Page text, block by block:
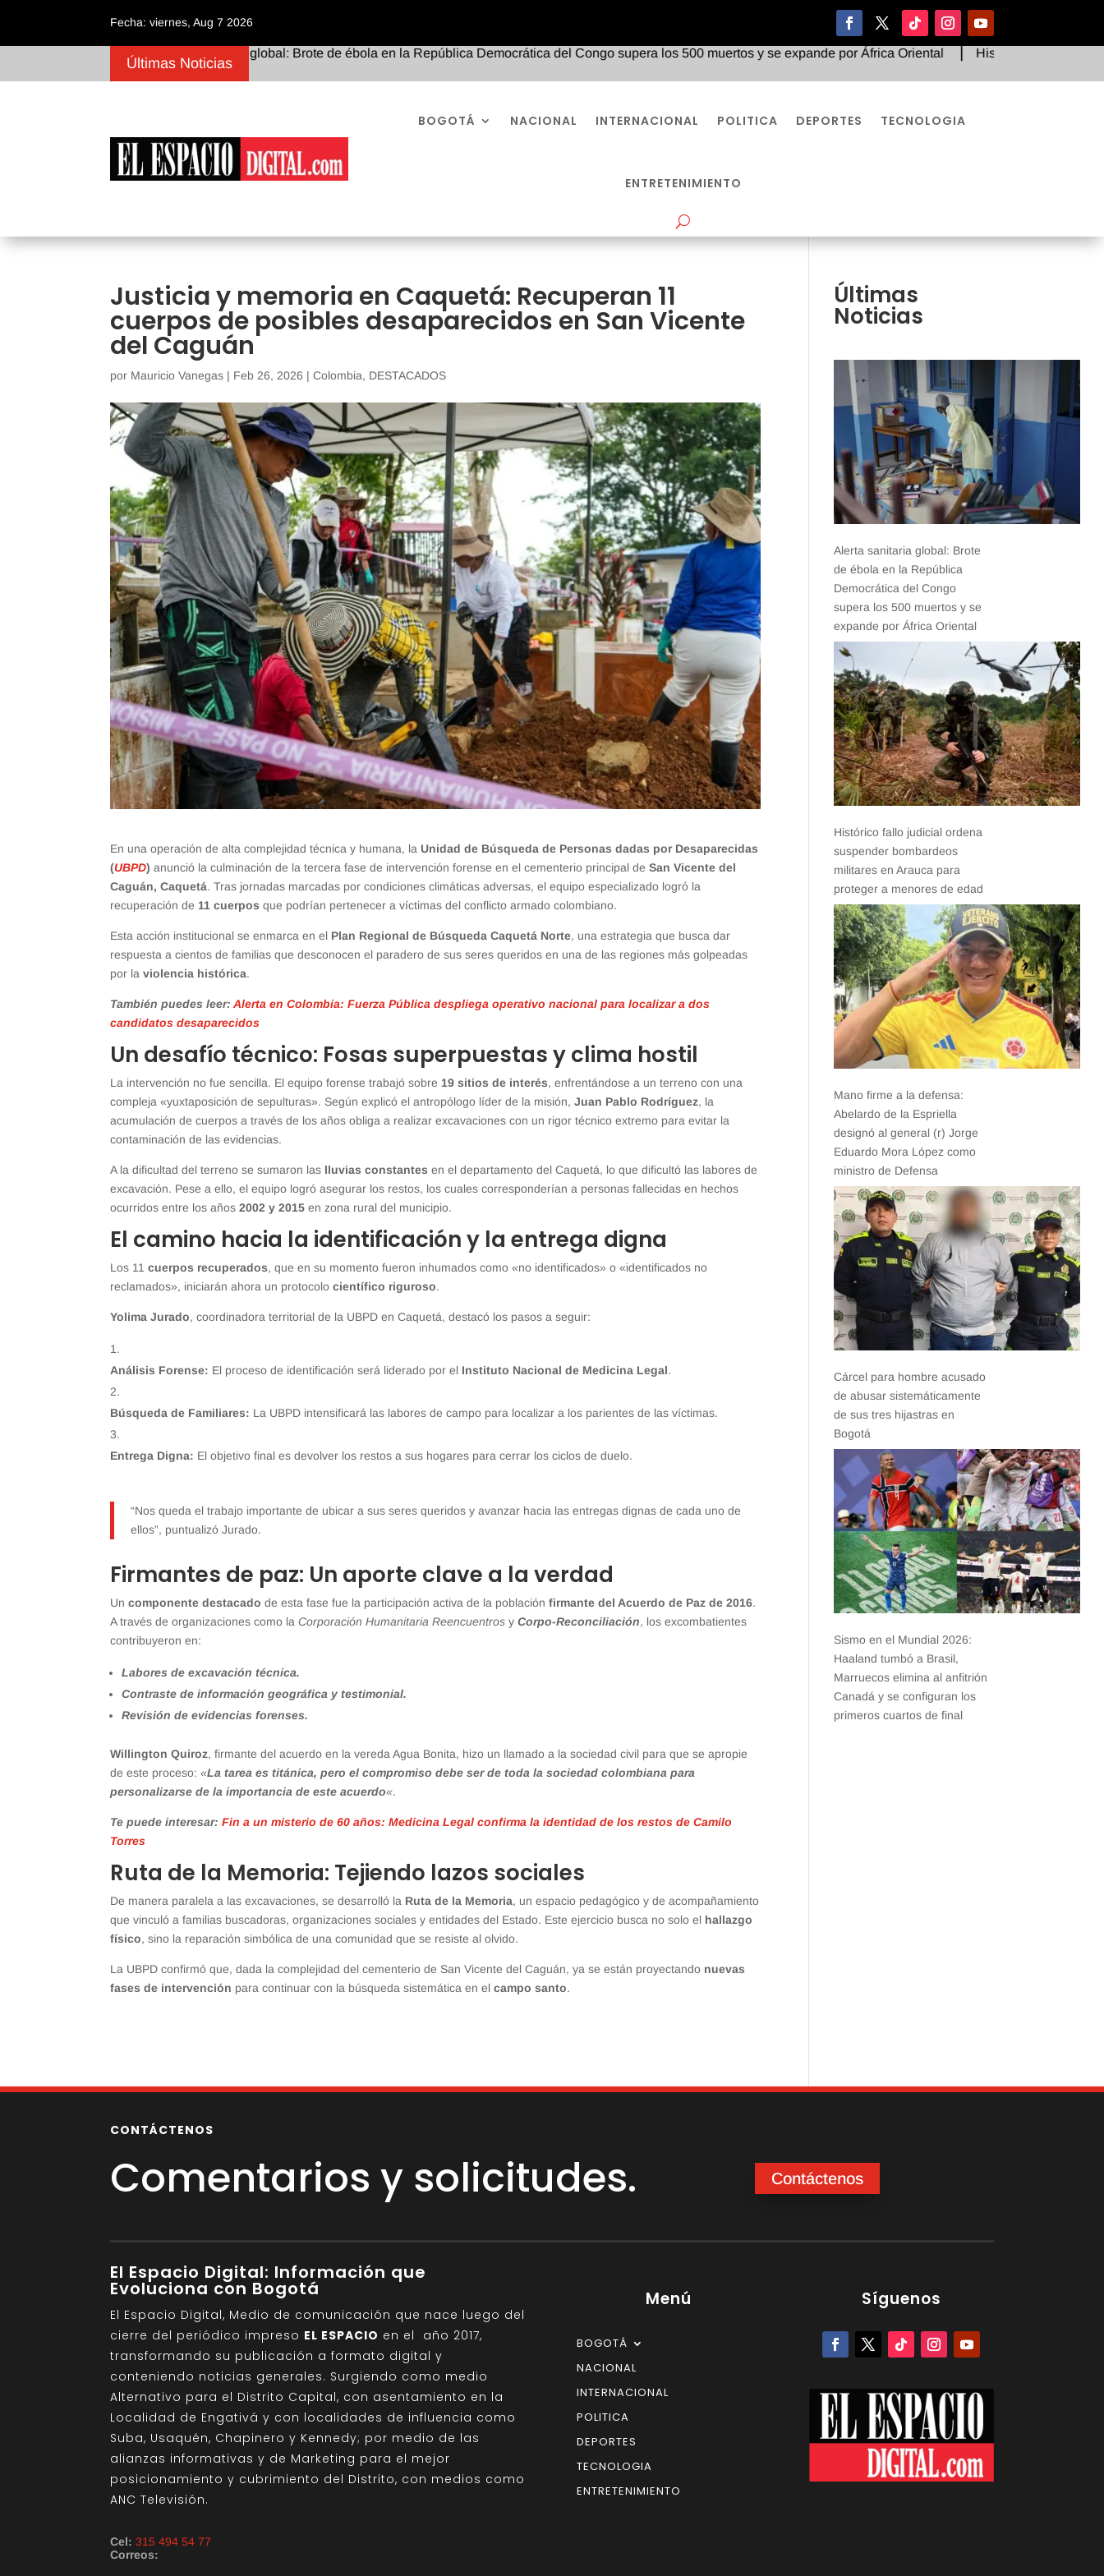
Fecha: viernes, Aug 7 2026
Últimas Noticias
Alerta sanitaria global: Brote de ébola en la República Democrática del Congo supera los 500 muertos y se expande por África Oriental Histórico fallo judicial ordena
BOGOTÁ NACIONAL INTERNACIONAL POLITICA DEPORTES TECNOLOGIA
ENTRETENIMIENTO
Justicia y memoria en Caquetá: Recuperan 11
cuerpos de posibles desaparecidos en San Vicente
del Caguán
por Mauricio Vanegas | Feb 26, 2026 |Colombia, DESTACADOS
En una operación de alta complejidad técnica y humana, laUnidad de Búsqueda de Personas dadas por Desaparecidas
(UBPD) anunció la culminación de la tercera fase de intervención forense en el cementerio principal deSan Vicente del
Caguán, Caquetá. Tras jornadas marcadas por condiciones climáticas adversas, el equipo especializado logró la
recuperación de 11 cuerpos que podrían pertenecer a víctimas del conflicto armado colombiano.
Esta acción institucional se enmarca en el Plan Regional de Búsqueda Caquetá Norte, una estrategia que busca dar
respuesta a cientos de familias que desconocen el paradero de sus seres queridos en una de las regiones más golpeadas
por laviolencia histórica.
También puedes leer:Alerta en Colombia: Fuerza Pública despliega operativo nacional para localizar a dos
candidatos desaparecidos
Un desafío técnico: Fosas superpuestas y clima hostil
La intervención no fue sencilla. El equipo forense trabajó sobre 19 sitios de interés, enfrentándose a un terreno con una
compleja «yuxtaposición de sepulturas». Según explicó el antropólogo líder de la misión,Juan Pablo Rodríguez, la
acumulación de cuerpos a través de los años obliga a realizar excavaciones con un rigor técnico extremo para evitar la
contaminación de las evidencias.
A la dificultad del terreno se sumaron las lluvias constantes en el departamento del Caquetá, lo que dificultó las labores de
excavación. Pese a ello, el equipo logró asegurar los restos, los cuales corresponderían a personas fallecidas en hechos
ocurridos entre los años2002 y 2015 en zona rural del municipio.
El camino hacia la identificación y la entrega digna
Los 11cuerpos recuperados, que en su momento fueron inhumados como «no identificados» o «identificados no
reclamados», iniciarán ahora un protocolocientífico riguroso.
Yolima Jurado, coordinadora territorial de la UBPD en Caquetá, destacó los pasos a seguir:
Análisis Forense: El proceso de identificación será liderado por el Instituto Nacional de Medicina Legal.
Búsqueda de Familiares: La UBPD intensificará las labores de campo para localizar a los parientes de las víctimas.
Entrega Digna: El objetivo final es devolver los restos a sus hogares para cerrar los ciclos de duelo.
“Nos queda el trabajo importante de ubicar a sus seres queridos y avanzar hacia las entregas dignas de cada uno de
ellos”, puntualizó Jurado.
Firmantes de paz: Un aporte clave a la verdad
Uncomponente destacado de esta fase fue la participación activa de la poblaciónfirmante del Acuerdo de Paz de 2016.
A través de organizaciones como laCorporación Humanitaria Reencuentros yCorpo-Reconciliación, los excombatientes
contribuyeron en:
Labores de excavación técnica.
Contraste de información geográfica y testimonial.
Revisión de evidencias forenses.
Willington Quiroz, firmante del acuerdo en la vereda Agua Bonita, hizo un llamado a la sociedad civil para que se apropie
de este proceso:«La tarea es titánica, pero el compromiso debe ser de toda la sociedad colombiana para
personalizarse de la importancia de este acuerdo«.
Te puede interesar:Fin a un misterio de 60 años: Medicina Legal confirma la identidad de los restos de Camilo
Torres
Ruta de la Memoria: Tejiendo lazos sociales
De manera paralela a las excavaciones, se desarrolló la Ruta de la Memoria, un espacio pedagógico y de acompañamiento
que vinculó a familias buscadoras, organizaciones sociales y entidades del Estado. Este ejercicio busca no solo el hallazgo
físico, sino la reparación simbólica de una comunidad que se resiste al olvido.
La UBPD confirmó que, dada la complejidad del cementerio de San Vicente del Caguán, ya se están proyectando nuevas
fases de intervención para continuar con la búsqueda sistemática en elcampo santo.
Últimas
Noticias
Alerta sanitaria global: Brote
de ébola en la República
Democrática del Congo
supera los 500 muertos y se
expande por África Oriental
Histórico fallo judicial ordena
suspender bombardeos
militares en Arauca para
proteger a menores de edad
Mano firme a la defensa:
Abelardo de la Espriella
designó al general (r) Jorge
Eduardo Mora López como
ministro de Defensa
Cárcel para hombre acusado
de abusar sistemáticamente
de sus tres hijastras en
Bogotá
Sismo en el Mundial 2026:
Haaland tumbó a Brasil,
Marruecos elimina al anfitrión
Canadá y se configuran los
primeros cuartos de final
CONTÁCTENOS
Comentarios y solicitudes. Contáctenos
El Espacio Digital: Información que
Evoluciona con Bogotá
El Espacio Digital, Medio de comunicación que nace luego del
cierre del periódico impreso EL ESPACIO en el año 2017,
transformando su publicación a formato digital y
conteniendo noticias generales. Surgiendo como medio
Alternativo para el Distrito Capital, con asentamiento en la
Localidad de Engativá y con localidades de influencia como
Suba, Usaquén, Chapinero y Kennedy; por medio de las
alianzas informativas y de Marketing para el mejor
posicionamiento y cubrimiento del Distrito, con medios como
ANC Televisión.
Cel: 315 494 54 77
Correos:
Menú
BOGOTÁ
NACIONAL
INTERNACIONAL
POLITICA
DEPORTES
TECNOLOGIA
ENTRETENIMIENTO
Síguenos